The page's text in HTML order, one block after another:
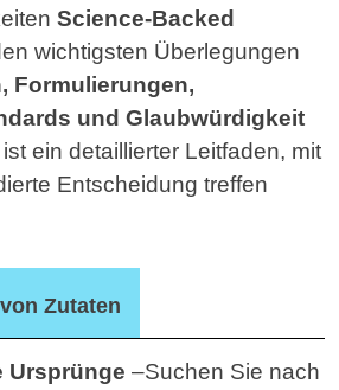
Science-Backed
wichtigsten Überlegungen
Formulierungen,
und Glaubwürdigkeit
ist ein detaillierter Leitfaden, mit
Entscheidung treffen
Zutaten
Ursprünge –Suchen Sie nach